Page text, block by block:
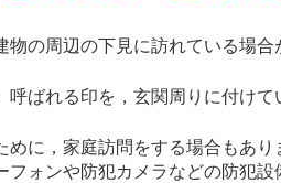
の周辺の下見に訪れている場合
ばれる印を，玄関周りに付けて
に，家庭訪問をする場合もあ
ォンや防犯カメラなどの防犯設